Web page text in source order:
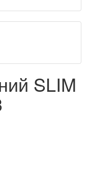
SLIM